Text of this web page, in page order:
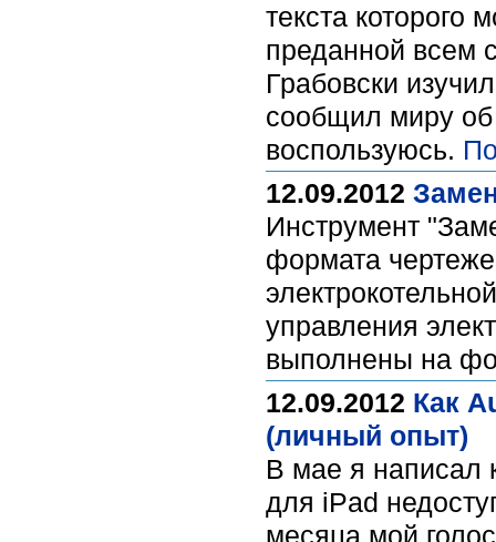
текста которого
преданной всем
Грабовски
сообщил миру об
воспользуюсь.
12.09.2012
Инструмент
формата
управления
выполнены на
12.09.2012 Как
(личный опыт)
В мае я написал
для iPad
месяца мой